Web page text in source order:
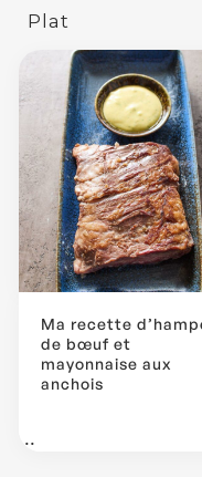
Plat
Ma recette
de bœuf et
mayonnaise aux
anchois
...